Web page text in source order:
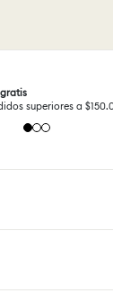
gratis
superiores a